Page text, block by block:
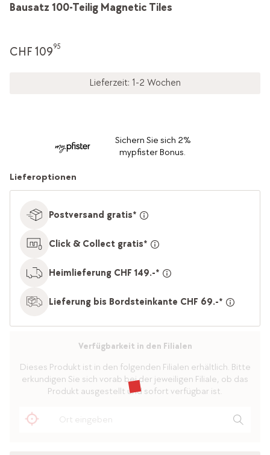
Bausatz 100-Teilig Magnetic Tiles
CHF 10995
Lieferzeit: 1-2 Wochen
Sichern Sie sich 2%
mypfister Bonus.
Lieferoptionen
Postversand gratis*
Click & Collect gratis*
Heimlieferung CHF 149.-*
Lieferung bis Bordsteinkante CHF 69.-*
Verfügbarkeit in den Filialen
Dieses Produkt ist in den folgenden Filialen erhältlich. Bitte
erkundigen Sie sich vorab bei der jeweiligen Filiale, ob das
Produkt ausgestellt und sofort verfügbar ist.